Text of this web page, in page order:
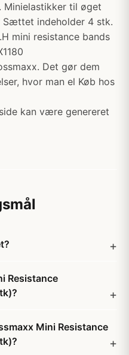
Minielastikker til øget
indeholder 4 stk.
mini resistance bands
Det gør dem
hvor man el Køb hos
kan være genereret
Resistance
Mini Resistance